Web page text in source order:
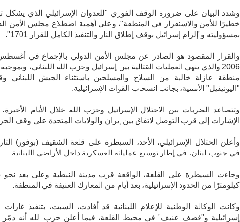
وشدد البيان على ضرورة الوقف الفوري "للعدوان الإسرائيلي الذي يشكل
خطيرًا للأمن والاستقرار في المنطقة"، وعلى أهمية اضطلاع مجلس الأمن
بمسؤوليته و"إلزام إسرائيل بوقف إطلاق النار والتنفيذ الكامل للقرار 1701".
والقرار المقصود هو الصادر عن مجلس الأمن الدولي بالإجماع في
2006 والذي ينهي العمليات القتالية بين إسرائيل وحزب الله اللبناني،
منطقة عازلة خالية من السلاح والمسلحين باستثناء الجيش اللبناني
"اليونيفيل" الأممية، بجانب انسحاب القوات الإسرائيلية.
وتتصاعد الضربات بين الاحتلال الإسرائيل وحزب الله خلال الأيام
الإشارات إلى قرب التوصل لاتفاق بين إيران والولايات المتحدة على وقف
وأعلن الحتلال الإسرائيلي، الأحد، السيطرة على قلعة الشقيف (بوفور)
في جنوب لبنان، في إطار توسيع عملياته العسكرية داخل الأراضي اللبنانية.
كيلومترًا من الحدود الإسرائيلية، بعد أيام من المعارك العنيفة في المنطقة.
وكانت الوكالة الوطنية للإعلام اللبنانية قد أفادت، السبت، بتنفيذ غارات
إسرائيلية و"قصف عنيف" في محيط القلعة، فيما أعلن حزب الله أنه دمّر